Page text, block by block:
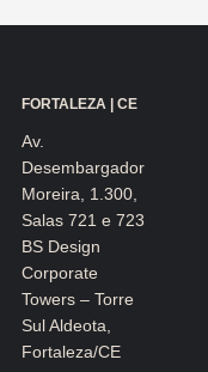
FORTALEZA | CE
Av.
Desembargador
Moreira, 1.300,
Salas 721 e 723
BS Design
Corporate
Towers – Torre
Sul Aldeota,
Fortaleza/CE